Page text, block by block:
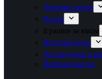
Деревяні меблі
Пазли
Іграшки за віком
Настільні ігри
Логопедичні ігри
Нейророзвиток